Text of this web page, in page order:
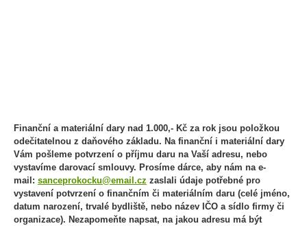
Finanční a materiální dary nad 1.000,- Kč za rok jsou položkou
odečitatelnou z daňového základu. Na finanční i materiální dary
Vám pošleme potvrzení o příjmu daru na Vaší adresu, nebo
vystavíme darovací smlouvy. Prosíme dárce, aby nám na e-
mail: sanceprokocku@email.cz zaslali údaje potřebné pro
vystavení potvrzení o finančním či materiálním daru (celé jméno,
datum narození, trvalé bydliště, nebo název IČO a sídlo firmy či
organizace). Nezapomeňte napsat, na jakou adresu má být